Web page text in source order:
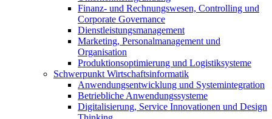
Finanz- und Rechnungswesen, Controlling und
Corporate Governance
Dienstleistungsmanagement
Marketing, Personalmanagement und
Organisation
Produktionsoptimierung und Logistiksysteme
Schwerpunkt Wirtschaftsinformatik
Anwendungsentwicklung und Systemintegration
Betriebliche Anwendungssysteme
Digitalisierung, Service Innovationen und Design